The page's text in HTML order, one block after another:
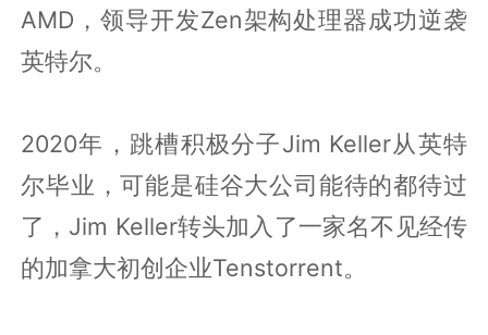
AMD，领导开发Zen架构处理器成功逆袭
英特尔。
2020年，跳槽积极分子Jim Keller从英特
尔毕业，可能是硅谷大公司能待的都待过
了，Jim Keller转头加入了一家名不见经传
的加拿大初创企业Tenstorrent。